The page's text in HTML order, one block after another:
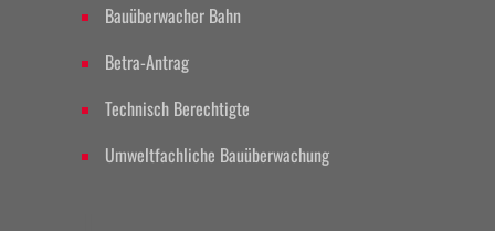
Bauüberwacher Bahn
Betra-Antrag
Technisch Berechtigte
Umweltfachliche Bauüberwachung